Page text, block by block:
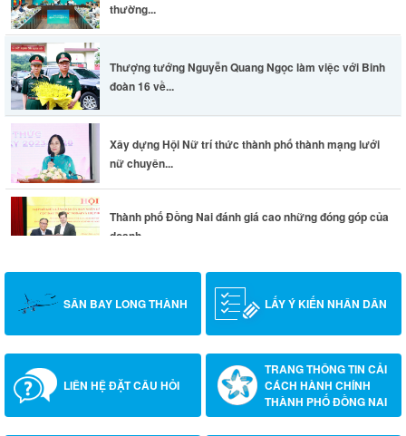
thường...
Thượng tướng Nguyễn Quang Ngọc làm việc với Binh
đoàn 16 về...
Xây dựng Hội Nữ trí thức thành phố thành mạng lưới
nữ chuyên...
Thành phố Đồng Nai đánh giá cao những đóng góp của
doanh...
SÂN BAY LONG THÀNH LẤY Ý KIẾN NHÂN DÂN
LIÊN HỆ ĐẶT CÂU HỎI
TRANG THÔNG TIN CẢI
CÁCH HÀNH CHÍNH
THÀNH PHỐ ĐỒNG NAI